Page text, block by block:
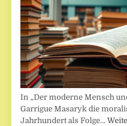
In „Der moderne Mensch
Garrigue Masaryk die
Jahrhundert als Folge…